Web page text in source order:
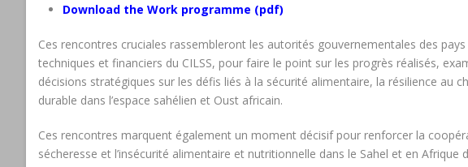
Download the Work programme (pdf)
Ces rencontres cruciales rassembleront les autorités gouvernementales des
techniques et financiers du CILSS, pour faire le point sur les progrès réalisés,
décisions stratégiques sur les défis liés à la sécurité alimentaire, la résilience au
durable dans l’espace sahélien et Oust africain.
Ces rencontres marquent également un moment décisif pour renforcer la
sécheresse et l’insécurité alimentaire et nutritionnelle dans le Sahel et en Afrique